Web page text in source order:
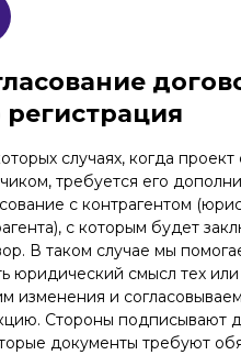
регистрация
случаях, когда проект
требуется его
с контрагентом
с которым будет
В таком случае мы
юридический смысл тех
изменения и
Стороны подписывают
документы требуют